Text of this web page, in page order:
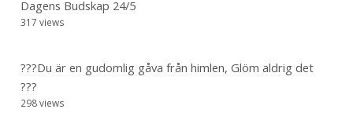
Dagens Budskap 24/5
317 views
???Du är en gudomlig gåva från himlen, Glöm aldrig det
???
298 views